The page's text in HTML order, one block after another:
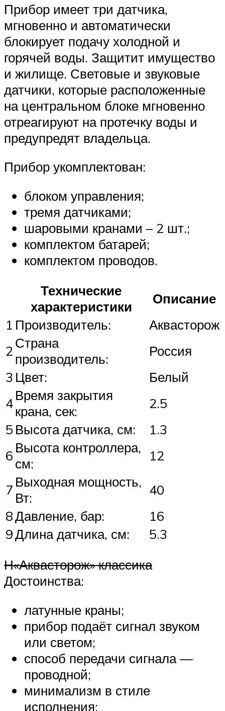
Прибор имеет три датчика,
мгновенно и автоматически
блокирует подачу холодной и
горячей воды. Защитит имущество
и жилище. Световые и звуковые
датчики, которые расположенные
на центральном блоке мгновенно
отреагируют на протечку воды и
предупредят владельца.
Прибор укомплектован:
блоком управления;
тремя датчиками;
шаровыми кранами – 2 шт.;
комплектом батарей;
комплектом проводов.
Технические
характеристики
Описание
1 Производитель:
Аквасторож
2Страна
производитель:
Россия
3 Цвет:
Белый
4Время закрытия
крана, сек:
2.5
5 Высота датчика, см:
1.3
6 Высота контроллера,
см:
12
7 Выходная мощность,
Вт:
40
8Давление, бар:
16
9Длина датчика, см:
5.3
Н«Аквасторож» классика
Достоинства:
латунные краны;
прибор подаёт сигнал звуком
или светом;
способ передачи сигнала —
проводной;
минимализм в стиле
исполнения;